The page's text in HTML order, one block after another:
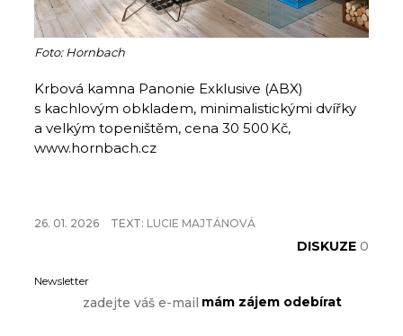
Foto: Hornbach
Krbová kamna Panonie Exklusive (ABX)
s kachlovým obkladem, minimalistickými dvířky
a velkým topeništěm, cena 30 500 Kč,
www.hornbach.cz
26. 01. 2026 TEXT: LUCIE MAJTÁNOVÁ
DISKUZE 0
Newsletter